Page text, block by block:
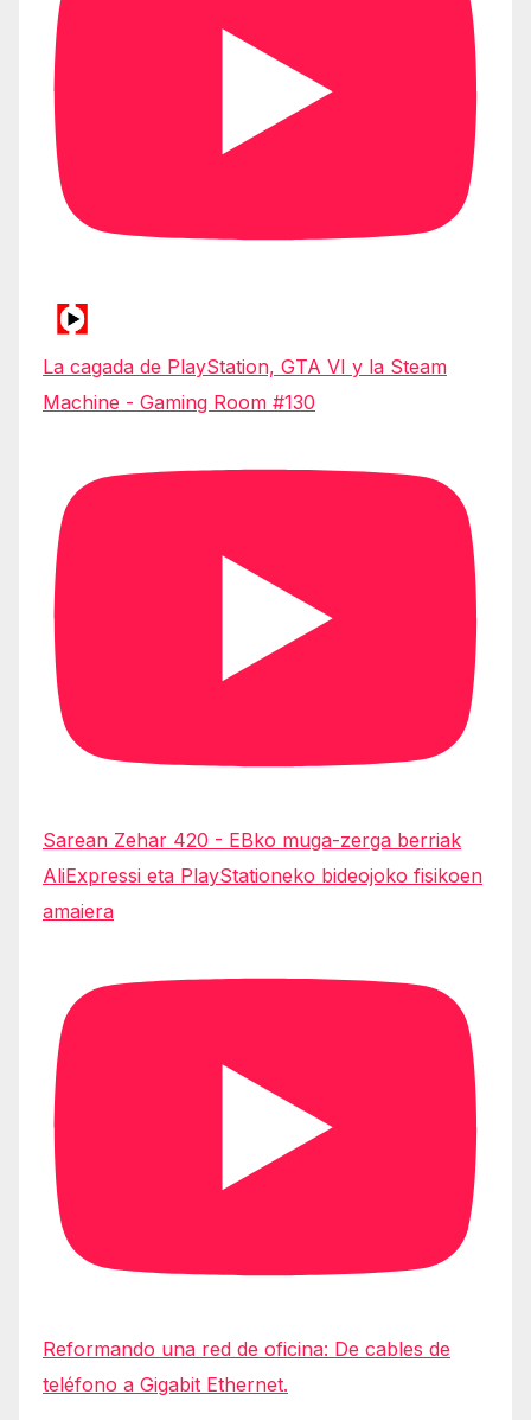
La cagada de PlayStation, GTA VI y la Steam
Machine - Gaming Room #130
Sarean Zehar 420 - EBko muga-zerga berriak
AliExpressi eta PlayStationeko bideojoko fisikoen
amaiera
Reformando una red de oficina: De cables de
teléfono a Gigabit Ethernet.